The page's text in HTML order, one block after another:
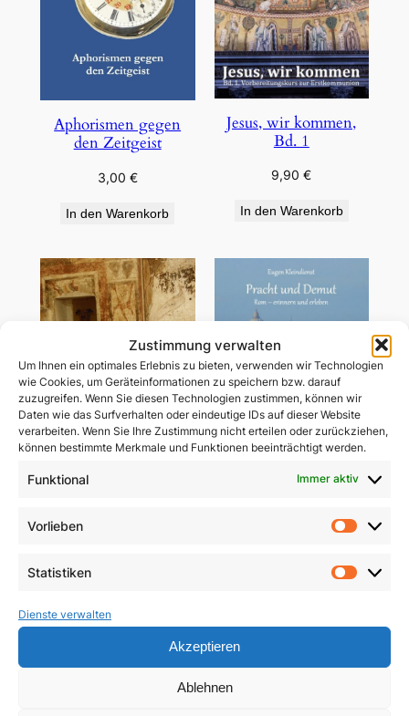
Zustimmung verwalten
Um Ihnen ein optimales Erlebnis zu bieten, verwenden wir Technologien
wie Cookies, um Geräteinformationen zu speichern bzw. darauf
zuzugreifen. Wenn Sie diesen Technologien zustimmen, können wir
Daten wie das Surfverhalten oder eindeutige IDs auf dieser Website
verarbeiten. Wenn Sie Ihre Zustimmung nicht erteilen oder zurückziehen,
können bestimmte Merkmale und Funktionen beeinträchtigt werden.
Funktional Immer aktiv
Vorlieben
Statistiken
Dienste verwalten
Akzeptieren
Ablehnen
Aphorismen gegen
den Zeitgeist
3,00 €
In den Warenkorb
Jesus, wir kommen,
Bd. 1
9,90€
In den Warenkorb
In den Warenkorb In den Warenkorb